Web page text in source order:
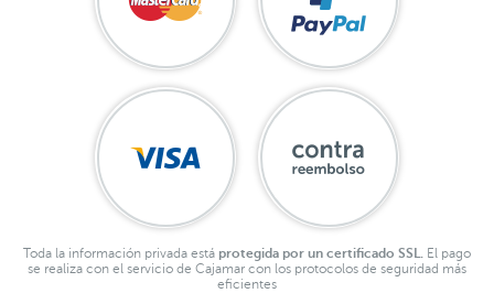
Toda la información privada está protegida por un certificado SSL.
El pago
se realiza con el servicio de Cajamar con los protocolos de seguridad más
eficientes